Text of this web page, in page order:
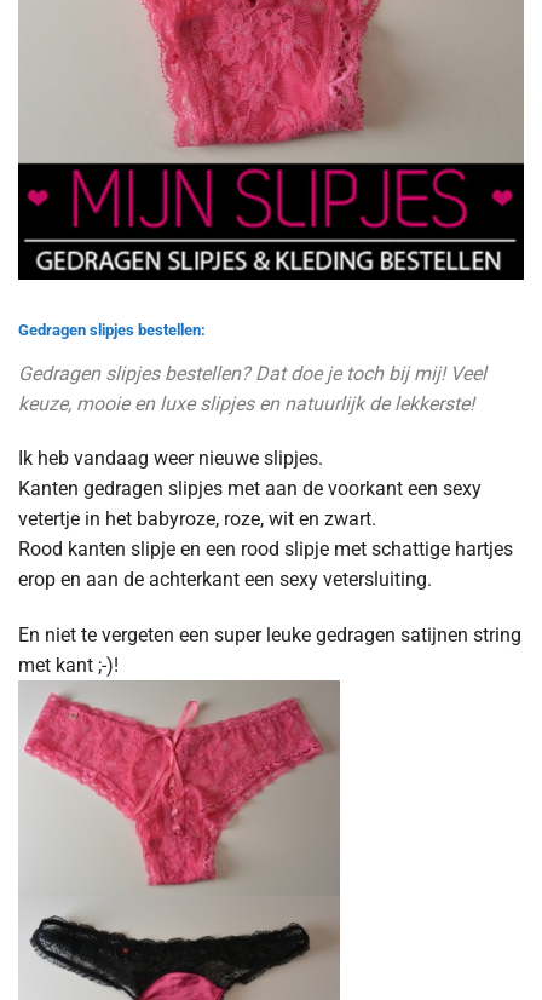
Gedragen slipjes bestellen:
Gedragen slipjes bestellen? Dat doe je toch bij mij! Veel
keuze, mooie en luxe slipjes en natuurlijk de lekkerste!
Ik heb vandaag weer nieuwe slipjes.
Kanten gedragen slipjes met aan de voorkant een sexy
vetertje in het babyroze, roze, wit en zwart.
Rood kanten slipje en een rood slipje met schattige hartjes
erop en aan de achterkant een sexy vetersluiting.
En niet te vergeten een super leuke gedragen satijnen string
met kant ;-)!